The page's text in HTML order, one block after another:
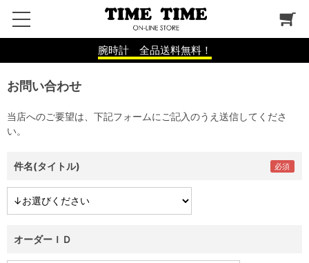
腕時計 全品送料無料！
お問い合わせ
当店へのご要望は、下記フォームにご記入のうえ送信してくださ
い。
件名(タイトル)
オーダーＩＤ